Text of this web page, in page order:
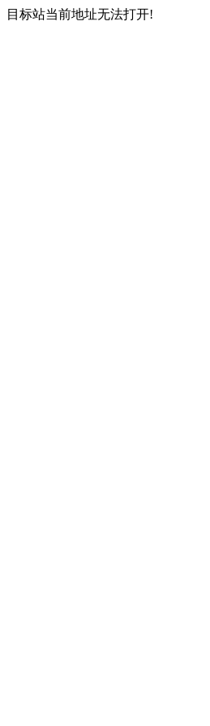
目标站当前地址无法打开!